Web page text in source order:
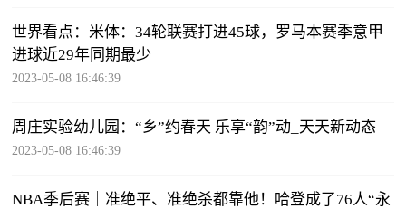
世界看点：米体：34轮联赛打进45球，罗马本赛季意甲
进球近29年同期最少
2023-05-08 16:46:39
周庄实验幼儿园：“乡”约春天 乐享“韵”动_天天新动态
2023-05-08 16:46:39
NBA季后赛｜准绝平、准绝杀都靠他！哈登成了76人“永